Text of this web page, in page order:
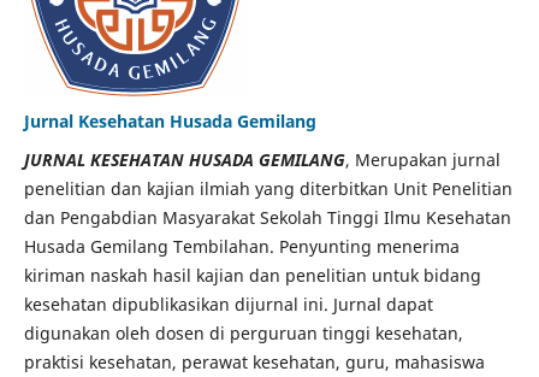
Jurnal Kesehatan Husada Gemilang
JURNAL KESEHATAN HUSADA GEMILANG, Merupakan jurnal
penelitian dan kajian ilmiah yang diterbitkan Unit Penelitian
dan Pengabdian Masyarakat Sekolah Tinggi Ilmu Kesehatan
Husada Gemilang Tembilahan. Penyunting menerima
kiriman naskah hasil kajian dan penelitian untuk bidang
kesehatan dipublikasikan dijurnal ini. Jurnal dapat
digunakan oleh dosen di perguruan tinggi kesehatan,
praktisi kesehatan, perawat kesehatan, guru, mahasiswa